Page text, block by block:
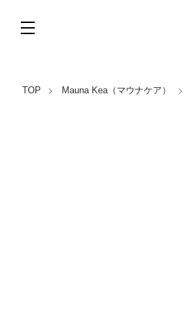
TOP Mauna Kea（マウナケア）